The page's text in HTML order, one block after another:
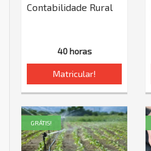
Contabilidade Rural
40 horas
Matricular!
GRÁTIS!